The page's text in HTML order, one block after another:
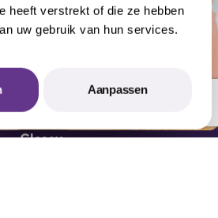
heeft verstrekt of die ze hebben
uw gebruik van hun services.
Aanpassen
Classy
Offerte aanvragen